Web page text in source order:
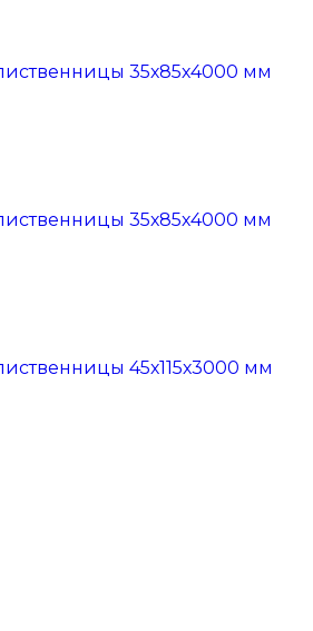
35х85х4000 мм
35х85х4000 мм
45х115х3000 мм